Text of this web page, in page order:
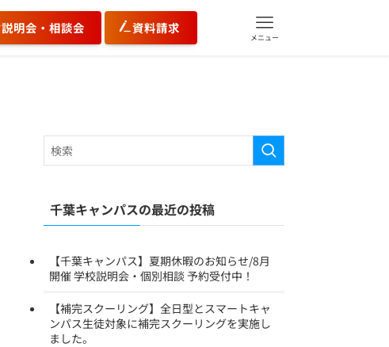
説明会・相談会 資料請求
メニュー
千葉キャンパスの最近の投稿
【千葉キャンパス】夏期休暇のお知らせ/8月
開催 学校説明会・個別相談 予約受付中！
【補完スクーリング】全日型とスマートキャ
ンパス生徒対象に補完スクーリングを実施し
ました。